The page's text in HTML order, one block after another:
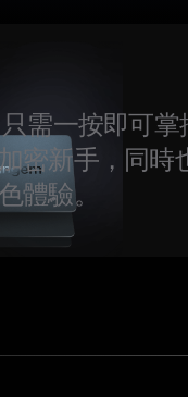
需一按即可掌
密新手，同時
體驗。